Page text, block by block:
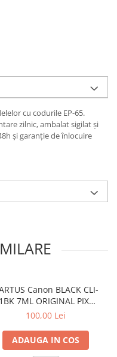
cu codurile EP-65.
zilnic, ambalat sigilat și
și garanție de înlocuire
Canon BLACK CLI-
7ML ORIGINAL PIXMA
MG6850
100,00 Lei
ADAUGA IN COS